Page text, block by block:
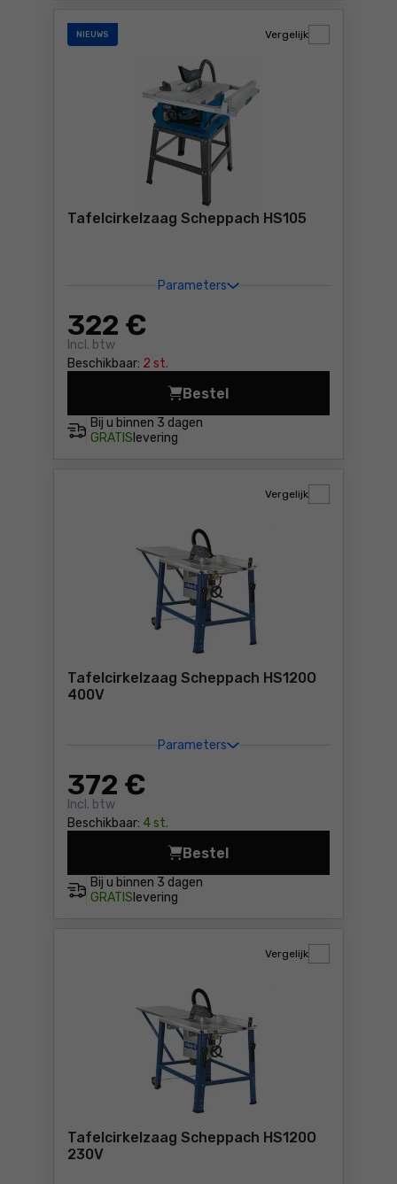
NIEUWS
Tafelcirkelzaag Scheppach HS105
Parameters
322 €
Incl. btw
Beschikbaar: 2 st.
Vergelijk
Bij u binnen 3 dagen
GRATIS levering
Bestel
Tafelcirkelzaag Scheppach
Tafelcirkelzaag Scheppach HS120O
400V
Parameters
372 €
Incl. btw
Beschikbaar: 4 st.
Vergelijk
Bij u binnen 3 dagen
GRATIS levering
Bestel
Tafelcirkelzaag
Tafelcirkelzaag Scheppach HS120O
230V
Vergelijk